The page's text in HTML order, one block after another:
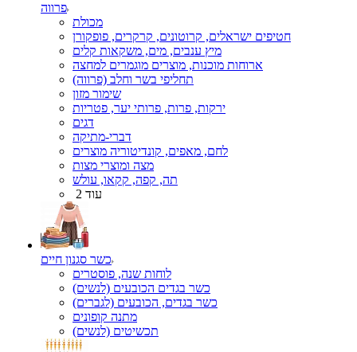
פרווה
מכולת
חטיפים ישראלים, קרוטונים, קרקרים, פופקורן
מיץ ענבים, מים, משקאות קלים
ארוחות מוכנות, מוצרים מוגמרים למחצה
תחליפי בשר וחלב (פרווה)
שימור מזון
ירקות, פרות, פרותי יער, פטריות
דגים
דברי-מתיקה
לחם, מאפים, קונדיטוריה מוצרים
מצה ומוצרי מצות
תה, קפה, קקאו, עולש
עוד 2
כשר סגנון חיים
לוחות שנה, פוסטרים
כשר בגדים הכובעים (לנשים)
כשר בגדים, הכובעים (לגברים)
מתנה קופונים
תכשיטים (לנשים)